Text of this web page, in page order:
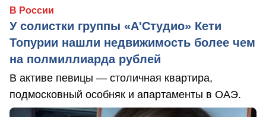
В России
У солистки группы «А'Студио» Кети
Топурии нашли недвижимость более чем
на полмиллиарда рублей
В активе певицы — столичная квартира,
подмосковный особняк и апартаменты в ОАЭ.